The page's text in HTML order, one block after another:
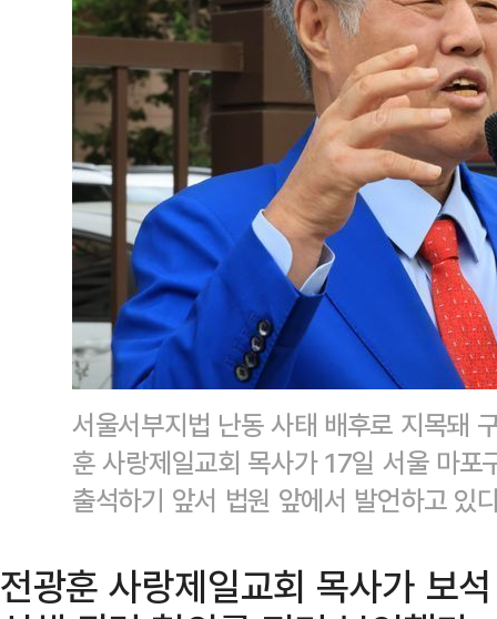
서울서부지법 난동 사태 배후로 지목돼
훈 사랑제일교회 목사가 17일 서울 마포
출석하기 앞서 법원 앞에서 발언하고
전광훈 사랑제일교회 목사가 보